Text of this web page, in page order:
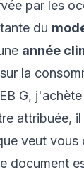
par les
du
année
sur la
G,
attribuée,
veut vous
document